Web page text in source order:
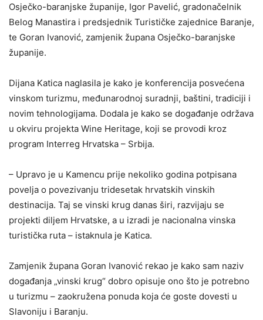
Osječko-baranjske županije, Igor Pavelić, gradonačelnik
Belog Manastira i predsjednik Turističke zajednice Baranje,
te Goran Ivanović, zamjenik župana Osječko-baranjske
županije.
Dijana Katica naglasila je kako je konferencija posvećena
vinskom turizmu, međunarodnoj suradnji, baštini, tradiciji i
novim tehnologijama. Dodala je kako se događanje održava
u okviru projekta Wine Heritage, koji se provodi kroz
program Interreg Hrvatska – Srbija.
– Upravo je u Kamencu prije nekoliko godina potpisana
povelja o povezivanju tridesetak hrvatskih vinskih
destinacija. Taj se vinski krug danas širi, razvijaju se
projekti diljem Hrvatske, a u izradi je nacionalna vinska
turistička ruta – istaknula je Katica.
Zamjenik župana Goran Ivanović rekao je kako sam naziv
događanja „vinski krug“ dobro opisuje ono što je potrebno
u turizmu – zaokružena ponuda koja će goste dovesti u
Slavoniju i Baranju.